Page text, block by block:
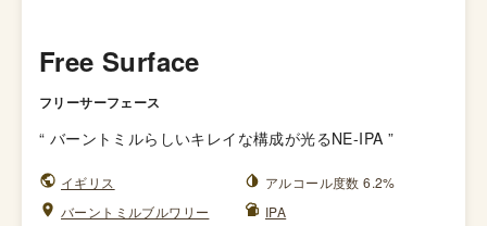
Free Surface
フリーサーフェース
“ バーントミルらしいキレイな構成が光るNE-IPA ”
イギリス
アルコール度数 6.2%
バーントミルブルワリー
IPA